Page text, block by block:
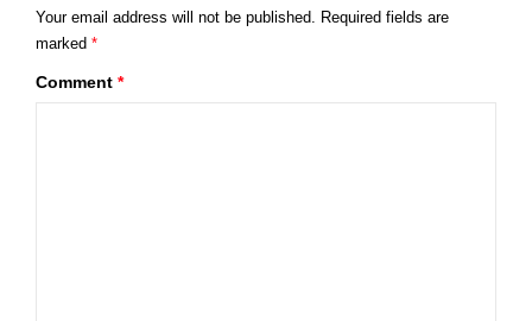
Your email address will not be published. Required fields are
marked *
Comment *